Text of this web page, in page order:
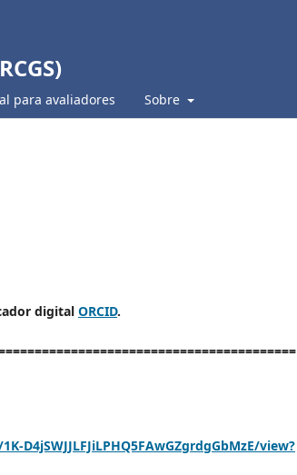
para avaliadores Sobre
digital ORCID.
view?